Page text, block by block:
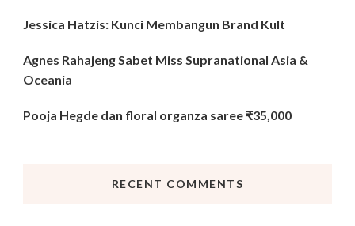
Jessica Hatzis: Kunci Membangun Brand Kult
Agnes Rahajeng Sabet Miss Supranational Asia &
Oceania
Pooja Hegde dan floral organza saree ₹35,000
RECENT COMMENTS